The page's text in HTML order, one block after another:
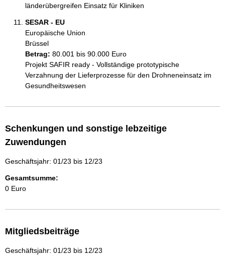
länderübergreifen Einsatz für Kliniken
SESAR - EU
Europäische Union
Brüssel
Betrag: 80.001 bis 90.000 Euro
Projekt SAFIR ready - Vollständige prototypische
Verzahnung der Lieferprozesse für den Drohneneinsatz im
Gesundheitswesen
Schenkungen und sonstige lebzeitige
Zuwendungen
Geschäftsjahr: 01/23 bis 12/23
Gesamtsumme:
0 Euro
Mitgliedsbeiträge
Geschäftsjahr: 01/23 bis 12/23